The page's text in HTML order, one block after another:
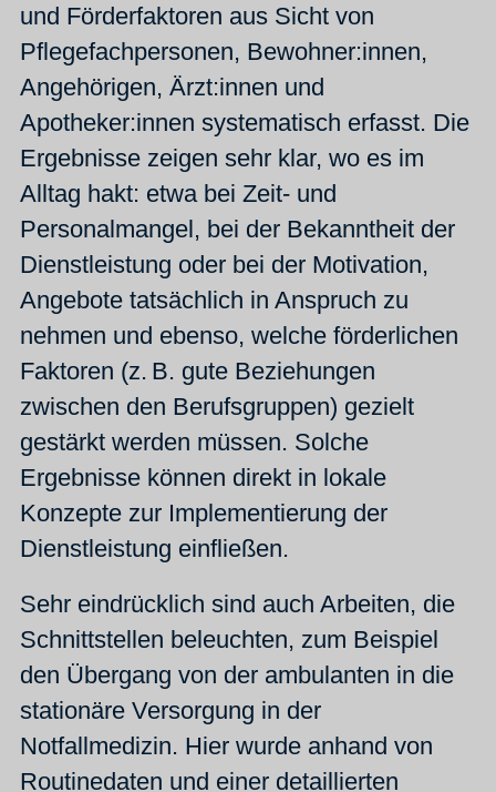
und Förderfaktoren aus Sicht von
Pflegefachpersonen, Bewohner:innen,
Angehörigen, Ärzt:innen und
Apotheker:innen systematisch erfasst. Die
Ergebnisse zeigen sehr klar, wo es im
Alltag hakt: etwa bei Zeit- und
Personalmangel, bei der Bekanntheit der
Dienstleistung oder bei der Motivation,
Angebote tatsächlich in Anspruch zu
nehmen und ebenso, welche förderlichen
Faktoren (z. B. gute Beziehungen
zwischen den Berufsgruppen) gezielt
gestärkt werden müssen. Solche
Ergebnisse können direkt in lokale
Konzepte zur Implementierung der
Dienstleistung einfließen.
Sehr eindrücklich sind auch Arbeiten, die
Schnittstellen beleuchten, zum Beispiel
den Übergang von der ambulanten in die
stationäre Versorgung in der
Notfallmedizin. Hier wurde anhand von
Routinedaten und einer detaillierten